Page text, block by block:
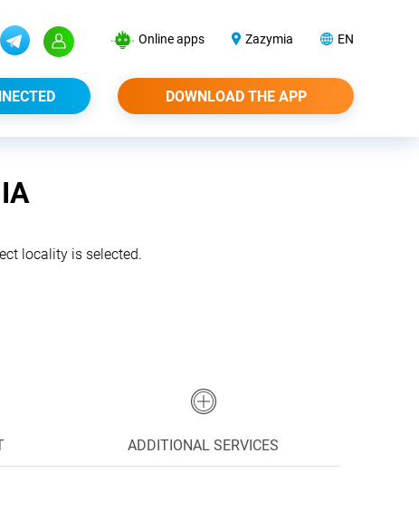
Online apps Zazymia EN
DOWNLOAD THE APP
locality is selected.
ADDITIONAL SERVICES